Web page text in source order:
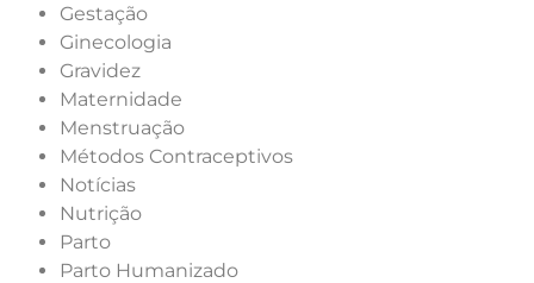
Gestação
Ginecologia
Gravidez
Maternidade
Menstruação
Métodos Contraceptivos
Notícias
Nutrição
Parto
Parto Humanizado